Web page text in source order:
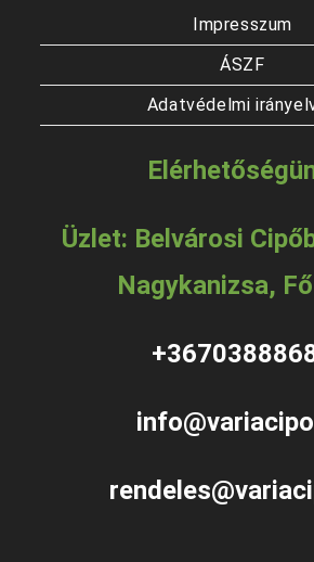
Impresszum
ÁSZF
Adatvédelmi
Üzlet: Belvárosi
Nagykanizsa,